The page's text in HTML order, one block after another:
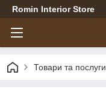
Romin Interior Store
Товари та послуги